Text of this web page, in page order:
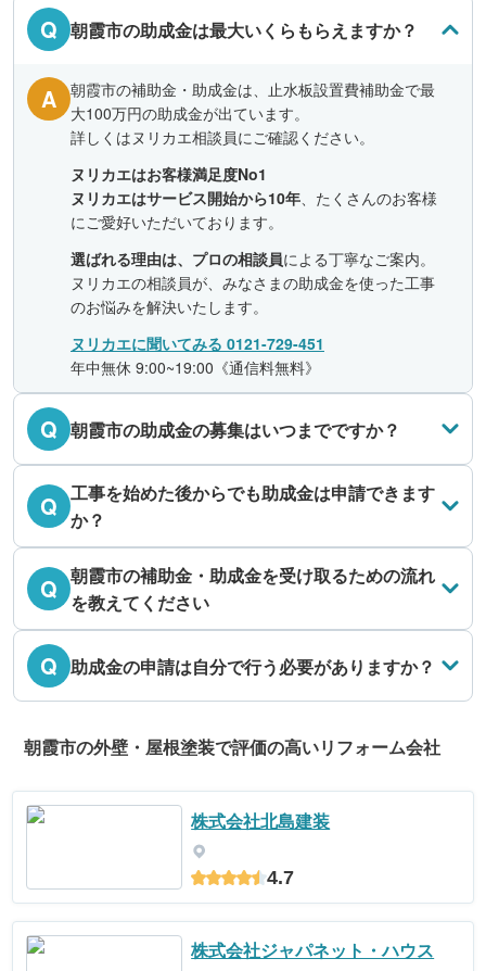
Q 朝霞市の助成金は最大いくらもらえますか？
A
朝霞市の補助金・助成金は、止水板設置費補助金で最
大100万円の助成金が出ています。
詳しくはヌリカエ相談員にご確認ください。
ヌリカエはお客様満足度No1
ヌリカエはサービス開始から10年、たくさんのお客様
にご愛好いただいております。
選ばれる理由は、プロの相談員による丁寧なご案内。
ヌリカエの相談員が、みなさまの助成金を使った工事
のお悩みを解決いたします。
ヌリカエに聞いてみる 0121-729-451
年中無休 9:00~19:00《通信料無料》
Q 朝霞市の助成金の募集はいつまでですか？
Q 工事を始めた後からでも助成金は申請できます
か？
Q 朝霞市の補助金・助成金を受け取るための流れ
を教えてください
Q 助成金の申請は自分で行う必要がありますか？
朝霞市の外壁・屋根塗装で評価の高いリフォーム会社
株式会社北島建装
4.7
株式会社ジャパネット・ハウス